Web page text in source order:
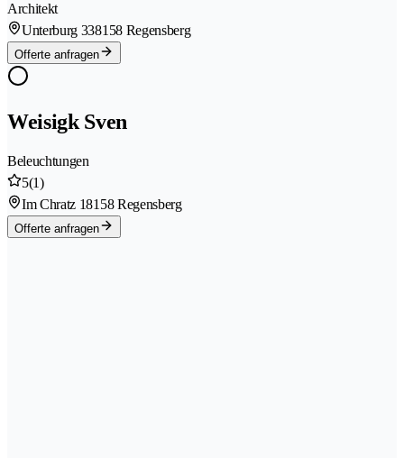
Architekt
Unterburg 338158 Regensberg
Offerte anfragen
Weisigk Sven
Beleuchtungen
5(1)
Im Chratz 18158 Regensberg
Offerte anfragen